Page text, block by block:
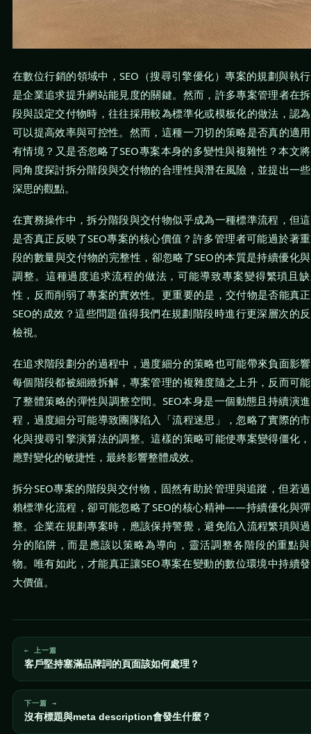
在數位行銷的領域中，SEO（搜尋引擎優化）專案的規劃與執
是企業追求提升網站能見度的關鍵。然而，許多專案管理者在
段與設定交付物時，往往採用較為標準化或模板化的做法，認
可以提高效率與可控性。然而，這種一刀切的策略是否真的適
有情境？又是否忽略了SEO專案本身的多變性與複雜性？本文
同角度探討拆分階段與交付物的合理性與潛在風險，並提出一
深思的觀點。
在實務操作中，拆分階段與交付物似乎成為一種標準流程，但
是否真正反映了SEO專案的核心價值？許多管理者可能過於著
段的數量與交付物的完整性，卻忽略了SEO的本質是持續優化
調整。這種過度追求流程的做法，可能導致專案變得繁瑣且
性，反而削弱了專案的實效性。更重要的是，交付物是否能真
SEO的成效？這些問題值得我們在規劃階段時進行更深層次的
檢視。
在追求階段劃分的過程中，過度細分的策略也可能帶來負面影
每個階段都被細緻拆解，專案管理的複雜度隨之上升，反而可
了整體策略的彈性與調整空間。SEO本身是一個動態且持續演
程，過度細分可能導致團隊陷入「流程迷思」，忽略了實際的
化與搜尋引擎演算法的調整。這樣的策略可能使專案變得僵化
應對變化的敏捷性，最終影響整體成效。
拆分SEO專案的階段與交付物，固然有助於管理與追蹤，但若
賴標準化流程，卻可能忽略了SEO的核心精神——持續優化與
整。企業在規劃專案時，應該保持警覺，避免陷入流程繁瑣與
分的陷阱，而是應該以策略為導向，靈活調整各階段的重點
物。唯有如此，才能真正讓SEO專案在變動的數位環境中持續
大價值。
← 上一篇
客戶堅持塞滿品牌詞的頁面該如何處理？
下一篇 →
沒有標題與meta description會發生什麼？